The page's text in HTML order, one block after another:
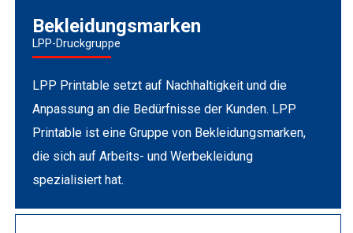
Bekleidungsmarken
LPP-Druckgruppe
LPP Printable setzt auf Nachhaltigkeit und die
Anpassung an die Bedürfnisse der Kunden. LPP
Printable ist eine Gruppe von Bekleidungsmarken,
die sich auf Arbeits- und Werbekleidung
spezialisiert hat.